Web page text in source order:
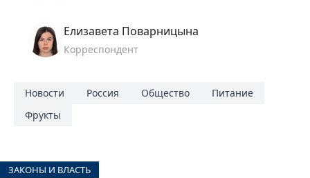
Елизавета Поварницына
Корреспондент
Новости Россия Общество
Питание
Фрукты
ЗАКОНЫ И ВЛАСТЬ